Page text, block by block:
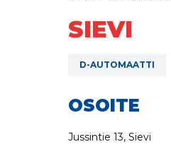
SIEVI
D-AUTOMAATTI
OSOITE
Jussintie 13, Sievi